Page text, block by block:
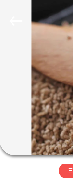
ΑΡΧΙΚΉ
ΣΕΛΊΔΑ
ΠΡΟΪΌΝΤΑ
ΣΧΕΤΙΚΆ
ΜΕ
ΕΜΆΣ